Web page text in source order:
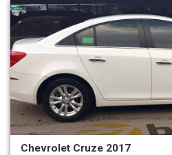
Chevrolet Cruze 2017